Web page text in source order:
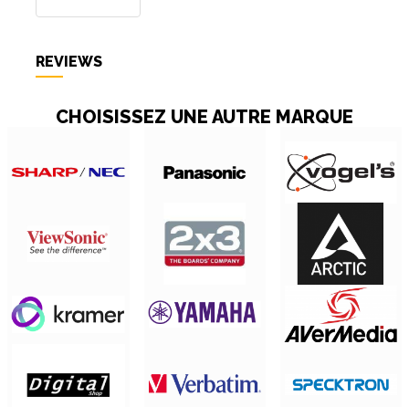
REVIEWS
CHOISISSEZ UNE AUTRE MARQUE